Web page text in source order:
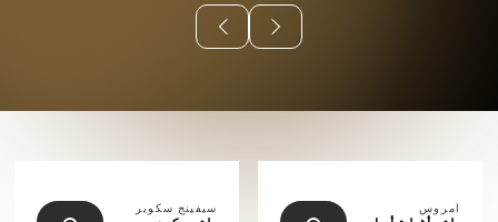
امروس سيفينج سكوير